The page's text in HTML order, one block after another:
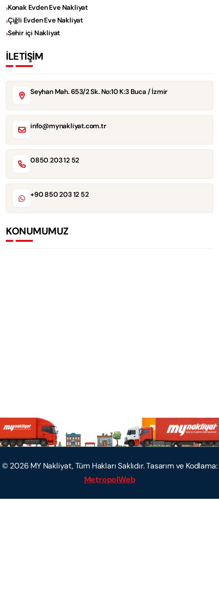
Konak Evden Eve Nakliyat
Çiğli Evden Eve Nakliyat
Sehir içi Nakliyat
İLETİŞİM
Seyhan Mah. 653/2 Sk. No:10 K:3 Buca / İzmir
info@mynakliyat.com.tr
0850 203 12 52
+90 850 203 12 52
KONUMUMUZ
© 2026 MY Nakliyat, Tüm Hakları Saklıdır. Tasarım ve Kodlama:
MetropolWeb